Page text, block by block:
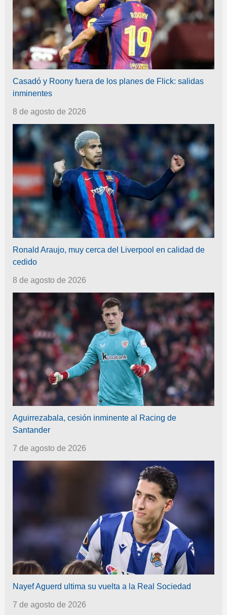
Casadó y Roony fuera de los planes de Flick: salidas
inminentes
8 de agosto de 2026
Ronald Araujo, muy cerca del Liverpool en calidad de
cedido
8 de agosto de 2026
Aguirrezabala, cesión inminente al Racing de
Santander
7 de agosto de 2026
Nayef Aguerd ultima su vuelta a la Real Sociedad
7 de agosto de 2026